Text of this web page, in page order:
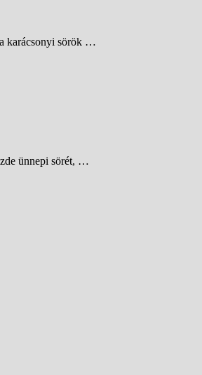
karácsonyi sörök …
ünnepi sörét, …